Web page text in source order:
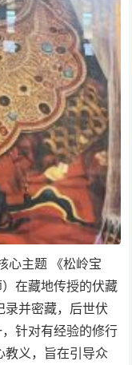
心主题 《松岭宝
在藏地传授的伏藏
录并密藏，后世伏
针对有经验的修行
教义，旨在引导众